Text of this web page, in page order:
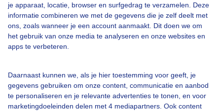
je apparaat, locatie, browser en surfgedrag te verzamelen. Deze
informatie combineren we met de gegevens die je zelf deelt met
ons, zoals wanneer je een account aanmaakt. Dit doen we om
het gebruik van onze media te analyseren en onze websites en
apps te verbeteren.
Daarnaast kunnen we, als je hier toestemming voor geeft, je
gegevens gebruiken om onze content, communicatie en aanbod
te personaliseren en je relevante advertenties te tonen, en voor
marketingdoeleinden delen met 4 mediapartners. Ook content
Bekijk slideshow
Een moment geduld aub...